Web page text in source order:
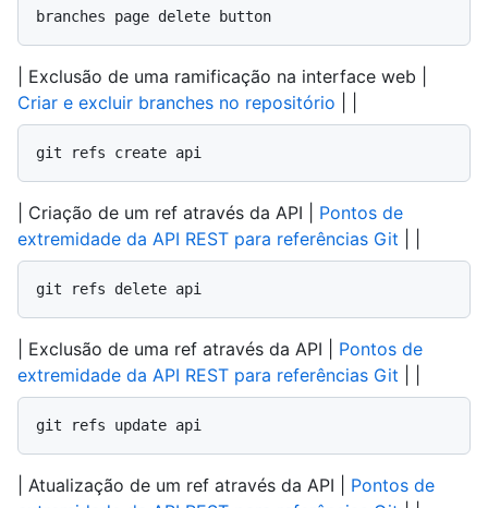
branches page delete button
| Exclusão de uma ramificação na interface web |
Criar e excluir branches no repositório
git refs create api
| Criação de um ref através da API | Pontos de
extremidade da API REST para referências Git
git refs delete api
| Exclusão de uma ref através da API | Pontos de
extremidade da API REST para referências Git
git refs update api
| Atualização de um ref através da API | Pontos de